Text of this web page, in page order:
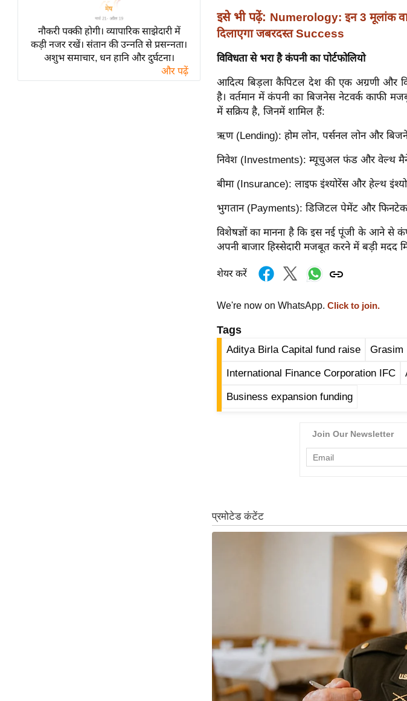
त्योहार
राशिफल
विशेष
विश्लेषण
नौकरी पक्की होगी। व्यापारिक साझेदारी में
कड़ी नजर रखें। संतान की उन्नति से प्रसन्नता।
अशुभ समाचार, धन हानि और दुर्घटना।
और पढ़ें
इसे भी पढ़ें: Numerology: इन 3 मूलांक
दिलाएगा जबरदस्त Success
विविधता से भरा है कंपनी का पोर्टफोलियो
आदित्य बिड़ला कैपिटल देश की एक अग्रणी और
है। वर्तमान में कंपनी का बिजनेस नेटवर्क काफी
में सक्रिय है, जिनमें शामिल हैं:
ऋण (Lending): होम लोन, पर्सनल लोन और
निवेश (Investments): म्यूचुअल फंड और वेल्थ
बीमा (Insurance): लाइफ इंश्योरेंस और हेल्थ
भुगतान (Payments): डिजिटल पेमेंट और फिनटेक
विशेषज्ञों का मानना है कि इस नई पूंजी के आने से
अपनी बाजार हिस्सेदारी मजबूत करने में बड़ी मदद
शेयर करें
We're now on WhatsApp. Click to join.
Tags
Aditya Birla Capital fund raise Grasim
International Finance Corporation IFC
Business expansion funding